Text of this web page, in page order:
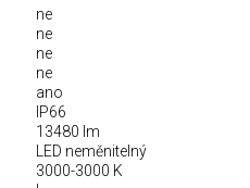
ne
ne
ne
ne
ano
IP66
13480 lm
LED neměnitelný
3000-3000 K